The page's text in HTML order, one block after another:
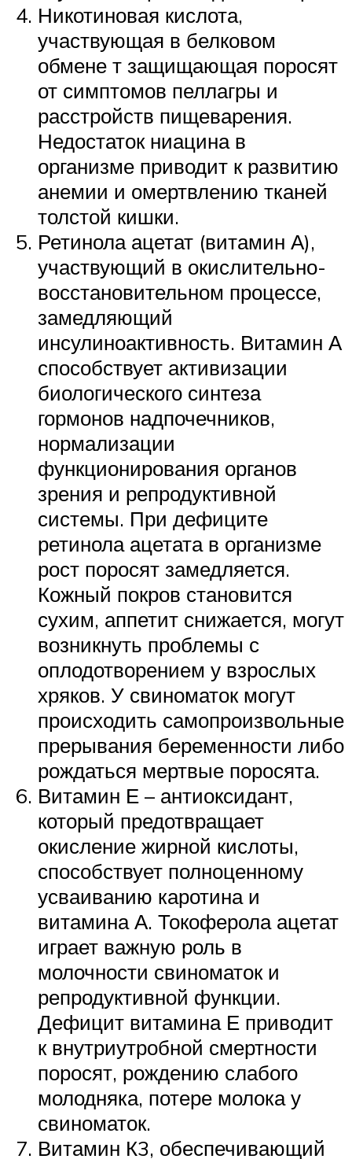
Никотиновая кислота,
участвующая в белковом
обмене т защищающая поросят
от симптомов пеллагры и
расстройств пищеварения.
Недостаток ниацина в
организме приводит к развитию
анемии и омертвлению тканей
толстой кишки.
Ретинола ацетат (витамин А),
участвующий в окислительно-
восстановительном процессе,
замедляющий
инсулиноактивность. Витамин А
способствует активизации
биологического синтеза
гормонов надпочечников,
нормализации
функционирования органов
зрения и репродуктивной
системы. При дефиците
ретинола ацетата в организме
рост поросят замедляется.
Кожный покров становится
сухим, аппетит снижается, могут
возникнуть проблемы с
оплодотворением у взрослых
хряков. У свиноматок могут
происходить самопроизвольные
прерывания беременности либо
рождаться мертвые поросята.
Витамин Е – антиоксидант,
который предотвращает
окисление жирной кислоты,
способствует полноценному
усваиванию каротина и
витамина А. Токоферола ацетат
играет важную роль в
молочности свиноматок и
репродуктивной функции.
Дефицит витамина Е приводит
к внутриутробной смертности
поросят, рождению слабого
молодняка, потере молока у
свиноматок.
Витамин К3, обеспечивающий